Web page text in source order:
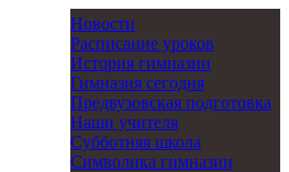
Новости
Расписание уроков
История гимназии
Гимназия сегодня
Предвузовская подготовка
Наши учителя
Субботняя школа
Символика гимназии